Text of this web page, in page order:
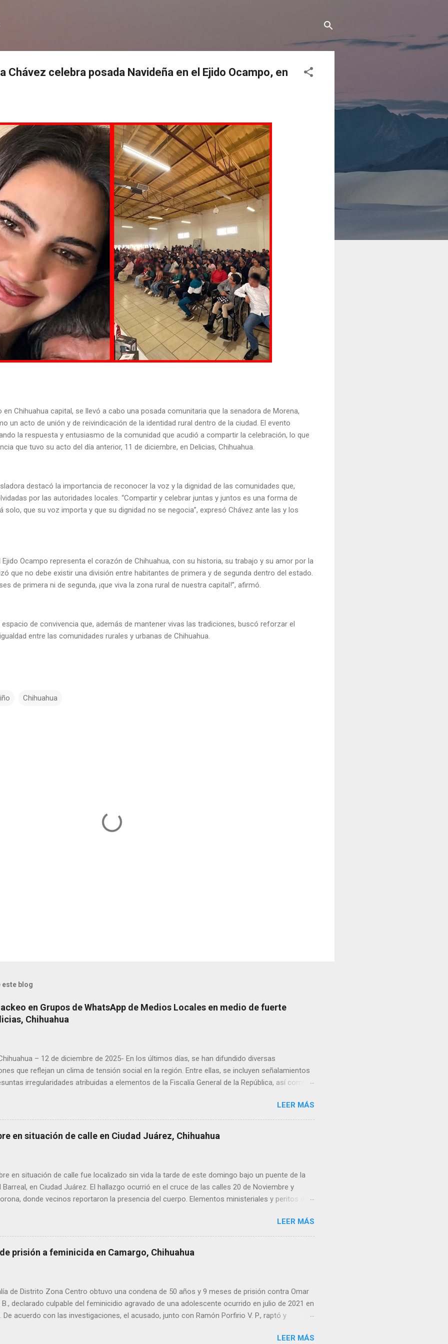
Chávez celebra posada Navideña en el Ejido Ocampo, en
en Chihuahua capital, se llevó a cabo una posada comunitaria que la senadora de Morena,
un acto de unión y de reivindicación de la identidad rural dentro de la ciudad. El evento
la respuesta y entusiasmo de la comunidad que acudió a compartir la celebración, lo que
que tuvo su acto del día anterior, 11 de diciembre, en Delicias, Chihuahua.
destacó la importancia de reconocer la voz y la dignidad de las comunidades que,
por las autoridades locales. “Compartir y celebrar juntas y juntos es una forma de
solo, que su voz importa y que su dignidad no se negocia”, expresó Chávez ante las y los
Ocampo representa el corazón de Chihuahua, con su historia, su trabajo y su amor por la
que no debe existir una división entre habitantes de primera y de segunda dentro del estado.
de primera ni de segunda, ¡que viva la zona rural de nuestra capital!”, afirmó.
de convivencia que, además de mantener vivas las tradiciones, buscó reforzar el
entre las comunidades rurales y urbanas de Chihuahua.
Chihuahua
este blog
en Grupos de WhatsApp de Medios Locales en medio de fuerte
Chihuahua
– 12 de diciembre de 2025- En los últimos días, se han difundido diversas
que reflejan un clima de tensión social en la región. Entre ellas, se incluyen señalamientos
irregularidades atribuidas a elementos de la Fiscalía General de la República, así como
Andrea Chávez, se registraron protestas en las que se colocaron lonas con imágenes de la
y del senador Adán Augusto López, acompañadas de mensajes de inconformidad. En este
de alta circulación informativa, se ha detectado un intento de hackeo que ya afectó a
de dos medios locales de Delicias a través de grupos de WhatsApp administrados por
y pregun...
LEER MÁS
en situación de calle en Ciudad Juárez, Chihuahua
en situación de calle fue localizado sin vida la tarde de este domingo bajo un puente de la
Barreal, en Ciudad Juárez. El hallazgo ocurrió en el cruce de las calles 20 de Noviembre y
donde vecinos reportaron la presencia del cuerpo. Elementos ministeriales y peritos de
que el hombre solía pernoctar en ese lugar, aunque desconocen su identidad.LEER MÁS
prisión a feminicida en Camargo, Chihuahua
de Distrito Zona Centro obtuvo una condena de 50 años y 9 meses de prisión contra Omar
B., declarado culpable del feminicidio agravado de una adolescente ocurrido en julio de 2021 en
De acuerdo con las investigaciones, el acusado, junto con Ramón Porfirio V. P., raptó y
Contec. El Tribunal de Enjuiciamiento del Distrito Judicial Camargo ordenó que la pena se
LEER MÁS